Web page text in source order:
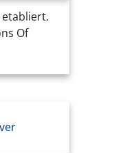
etabliert.
Of